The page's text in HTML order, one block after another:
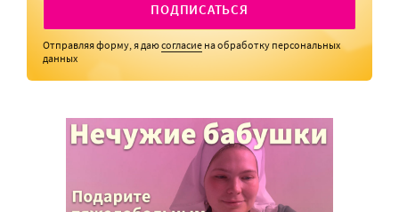
ПОДПИСАТЬСЯ
Отправляя форму, я даюсогласие на обработку персональных
данных